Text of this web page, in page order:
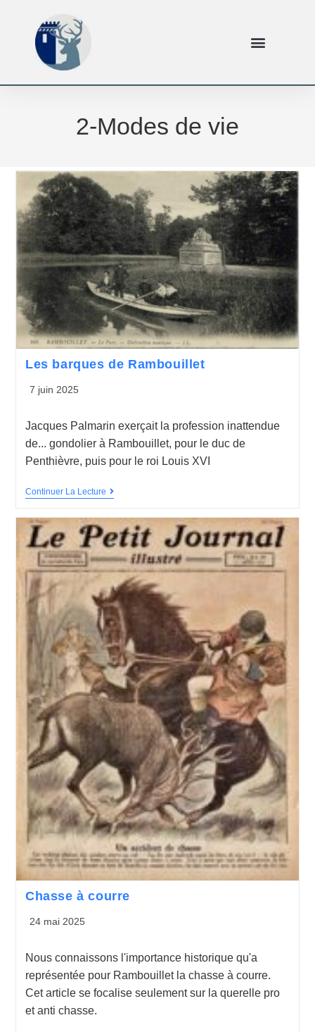
2-Modes de vie
Les barques de Rambouillet
7 juin 2025
Jacques Palmarin exerçait la profession inattendue
de... gondolier à Rambouillet, pour le duc de
Penthièvre, puis pour le roi Louis XVI
Continuer La Lecture
Chasse à courre
24 mai 2025
Nous connaissons l'importance historique qu'a
représentée pour Rambouillet la chasse à courre.
Cet article se focalise seulement sur la querelle pro
et anti chasse.